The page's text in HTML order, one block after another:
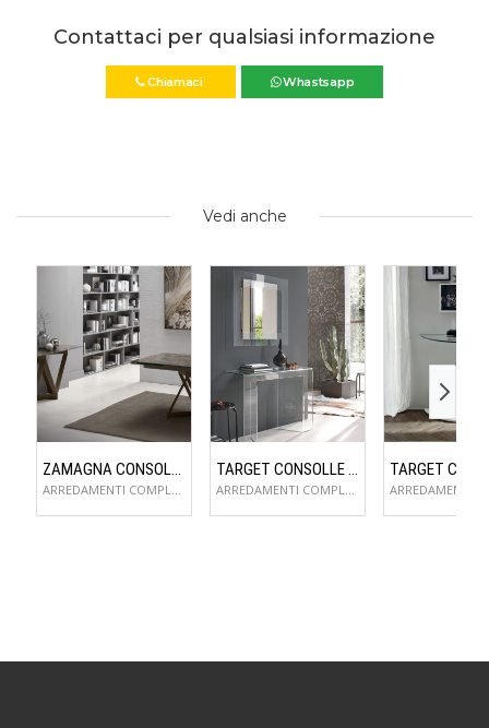
Contattaci per qualsiasi informazione
Chiamaci Whastsapp
Vedi anche
ZAMAGNA CONSOLLE FLAME
ARREDAMENTI COMPLEMENTI D'ARREDO
TARGET CONSOLLE SAGITTA
ARREDAMENTI COMPLEMENTI D'ARREDO